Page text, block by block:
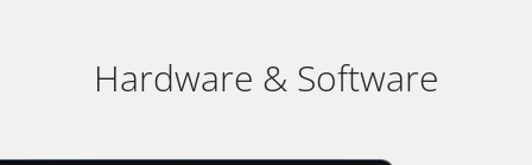
Hardware & Software